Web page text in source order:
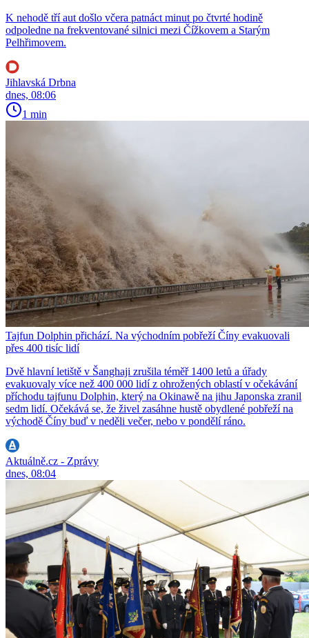
K nehodě tří aut došlo včera patnáct minut po čtvrté hodině
odpoledne na frekventované silnici mezi Čížkovem a Starým
Pelhřimovem.
Jihlavská Drbna
dnes, 08:06
1 min
Tajfun Dolphin přichází. Na východním pobřeží Číny evakuovali
přes 400 tisíc lidí
Dvě hlavní letiště v Šanghaji zrušila téměř 1400 letů a úřady
evakuovaly více než 400 000 lidí z ohrožených oblastí v očekávání
příchodu tajfunu Dolphin, který na Okinawě na jihu Japonska zranil
sedm lidí. Očekává se, že živel zasáhne hustě obydlené pobřeží na
východě Číny buď v neděli večer, nebo v pondělí ráno.
Aktuálně.cz - Zprávy
dnes, 08:04